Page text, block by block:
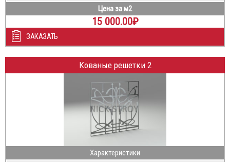
Цена за м2
15 000.00₽
ЗАКАЗАТЬ
Кованые решетки 2
Характеристики